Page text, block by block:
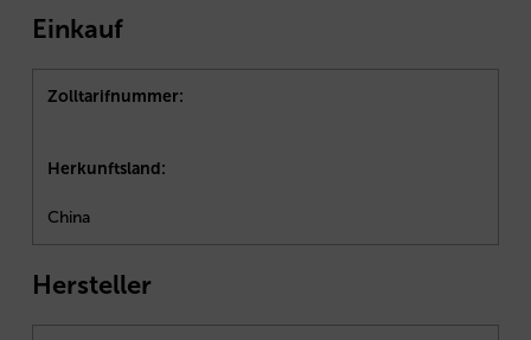
Einkauf
Zolltarifnummer:
Herkunftsland:
China
Hersteller